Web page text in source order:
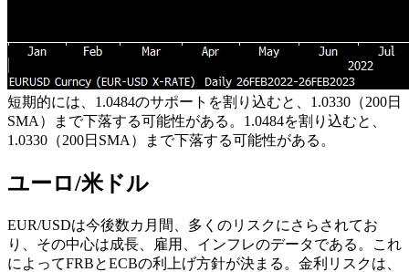
短期的には、1.0484のサポートを割り込むと、1.0330（200日
SMA）まで下落する可能性がある。1.0484を割り込むと、
1.0330（200日SMA）まで下落する可能性がある。
ユーロ/米ドル
EUR/USDは今後数カ月間、多くのリスクにさらされてお
り、その中心は成長、雇用、インフレのデータである。これ
によってFRBとECBの利上げ方針が決まる。金利リスクは、